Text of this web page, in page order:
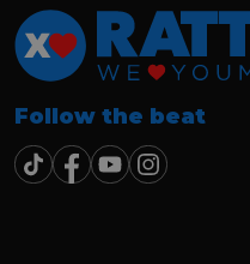
Follow the beat